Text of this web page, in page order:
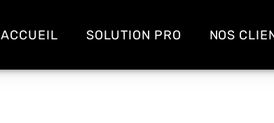
ACCUEIL SOLUTION PRO NOS